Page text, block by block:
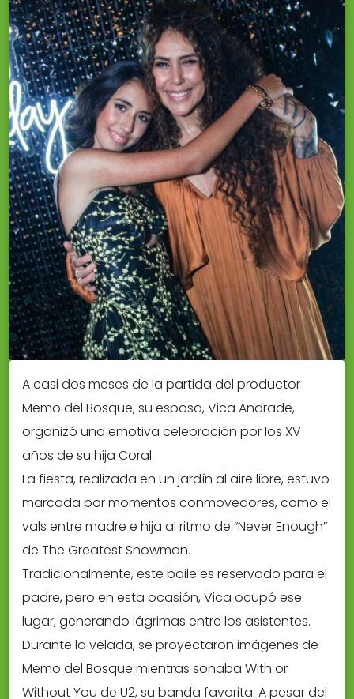
A casi dos meses de la partida del productor
Memo del Bosque, su esposa, Vica Andrade,
organizó una emotiva celebración por los XV
años de su hija Coral.
La fiesta, realizada en un jardín al aire libre, estuvo
marcada por momentos conmovedores, como el
vals entre madre e hija al ritmo de “Never Enough”
de The Greatest Showman.
Tradicionalmente, este baile es reservado para el
padre, pero en esta ocasión, Vica ocupó ese
lugar, generando lágrimas entre los asistentes.
Durante la velada, se proyectaron imágenes de
Memo del Bosque mientras sonaba With or
Without You de U2, su banda favorita. A pesar del